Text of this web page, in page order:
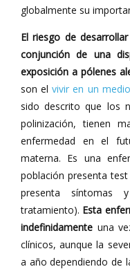
globalmente su
El riesgo de
conjunción de una
exposición a pólenes
son el vivir en un
sido descrito que los
polinización, tienen
enfermedad en el
materna. Es una
población presenta
presenta síntomas
tratamiento). Esta
indefinidamente una
clínicos, aunque la
a año dependiendo de